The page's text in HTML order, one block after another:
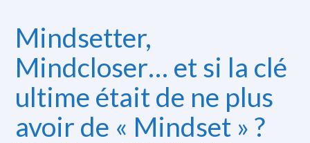
Mindsetter,
Mindcloser… et si la clé
ultime était de ne plus
avoir de « Mindset » ?